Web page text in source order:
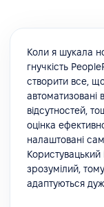
Коли я шукала
гнучкість
створити все,
автоматизовані
відсутностей,
оцінка
налаштовані
Користувацький
зрозумілий,
адаптуються